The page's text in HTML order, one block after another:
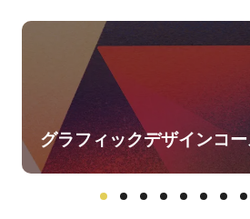
グラフィックデザインコー